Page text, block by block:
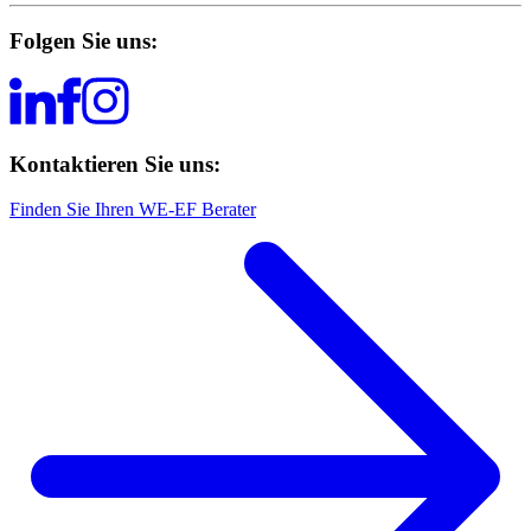
Folgen Sie uns:
Kontaktieren Sie uns:
Finden Sie Ihren WE-EF Berater